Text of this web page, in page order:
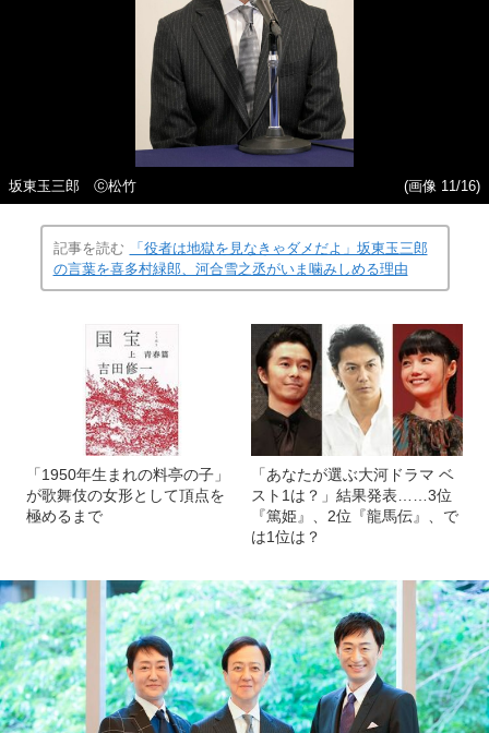
坂東玉三郎 ⓒ松竹 (画像 11/16)
記事を読む
「役者は地獄を見なきゃダメだよ」坂東玉三郎
の言葉を喜多村緑郎、河合雪之丞がいま噛みしめる理由
「1950年生まれの料亭の子」
が歌舞伎の女形として頂点を
極めるまで
「あなたが選ぶ大河ドラマ ベ
スト1は？」結果発表……3位
『篤姫』、2位『龍馬伝』、で
は1位は？